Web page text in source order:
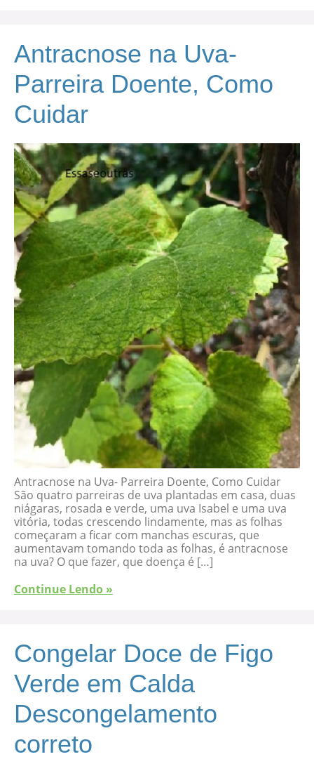
Antracnose na Uva-
Parreira Doente, Como
Cuidar
Antracnose na Uva- Parreira Doente, Como Cuidar
São quatro parreiras de uva plantadas em casa, duas
niágaras, rosada e verde, uma uva Isabel e uma uva
vitória, todas crescendo lindamente, mas as folhas
começaram a ficar com manchas escuras, que
aumentavam tomando toda as folhas, é antracnose
na uva? O que fazer, que doença é […]
Continue Lendo »
Congelar Doce de Figo
Verde em Calda
Descongelamento
correto